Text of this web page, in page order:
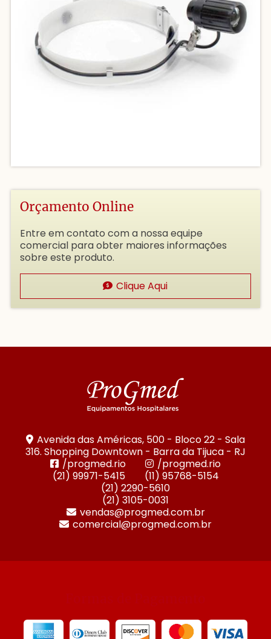
Orçamento Online
Entre em contato com a nossa equipe
comercial para obter maiores informações
sobre este produto.
Clique Aqui
Avenida das Américas, 500 - Bloco 22 - Sala
316. Shopping Downtown - Barra da Tijuca - RJ
/progmed.rio
/progmed.rio
(21) 99971-5415
(11) 95768-5154
(21) 2290-5610
(21) 3105-0031
vendas@progmed.com.br
comercial@progmed.com.br